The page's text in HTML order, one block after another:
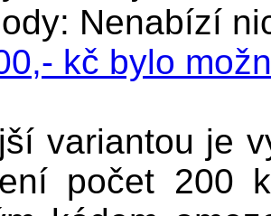
Nenabízí
kč bylo
variantou je
počet 200